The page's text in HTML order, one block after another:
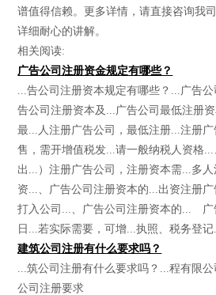
谱值得信赖。更多详情，请直接咨询我
详细耐心的讲解。
相关阅读:
广告公司注册资金规定有哪些？
...告公司注册资本规定有哪些？...广告
告公司注册资本及...广告公司最低注册
最...人注册广告公司，最低注册...注册广
售，需开增值税发...请一般纳税人资格
出...）注册广告公司，注册资本需...多
资...、广告公司注册资本的...出资注册
打入公司...、广告公司注册资本的... 广
日...若实际需要，可增...执照、税务登记..
建筑公司注册有什么要求吗？
...筑公司注册有什么要求吗？...程有限
公司注册要求